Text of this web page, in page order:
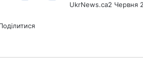
UkrNews.ca2 Червня
via
Email